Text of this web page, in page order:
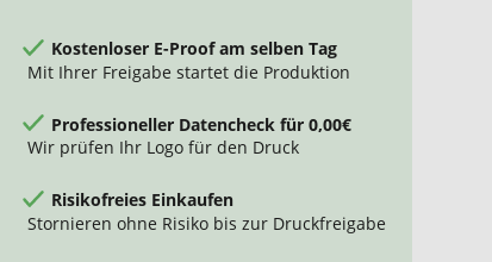
Kostenloser E-Proof am selben Tag
Mit Ihrer Freigabe startet die Produktion
Professioneller Datencheck für 0,00€
Wir prüfen Ihr Logo für den Druck
Risikofreies Einkaufen
Stornieren ohne Risiko bis zur Druckfreigabe